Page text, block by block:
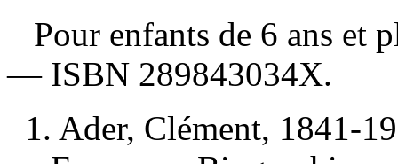
Pour enfants de 6 ans et
— ISBN 289843034X.
1. Ader, Clément, 1841-